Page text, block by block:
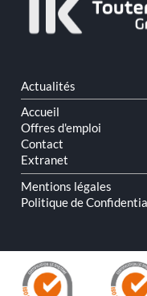
Aller
au
contenu
Actualités
Accueil
Offres d'emploi
Contact
Extranet
Mentions légales
Politique de